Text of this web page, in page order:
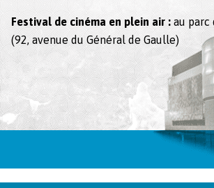
Fes­ti­val de ciné­ma en plein air : au parc
(92, avenue du Général de Gaulle)